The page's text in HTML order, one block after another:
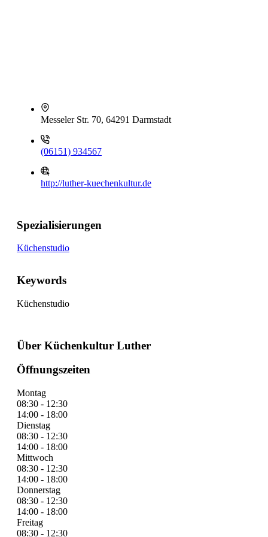
Messeler Str. 70, 64291 Darmstadt
(06151) 934567
http://luther-kuechenkultur.de
Spezialisierungen
Küchenstudio
Keywords
Küchenstudio
Über Küchenkultur Luther
Öffnungszeiten
Montag
08:30 - 12:30
14:00 - 18:00
Dienstag
08:30 - 12:30
14:00 - 18:00
Mittwoch
08:30 - 12:30
14:00 - 18:00
Donnerstag
08:30 - 12:30
14:00 - 18:00
Freitag
08:30 - 12:30